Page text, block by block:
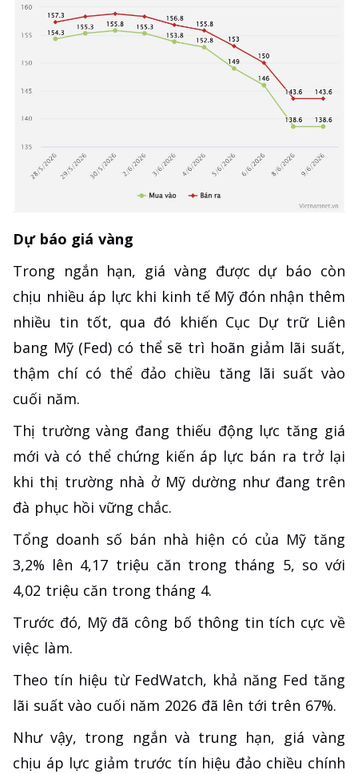
Dự báo giá vàng
Trong ngắn hạn, giá vàng được dự báo còn
chịu nhiều áp lực khi kinh tế Mỹ đón nhận thêm
nhiều tin tốt, qua đó khiến Cục Dự trữ Liên
bang Mỹ (Fed) có thể sẽ trì hoãn giảm lãi suất,
thậm chí có thể đảo chiều tăng lãi suất vào
cuối năm.
Thị trường vàng đang thiếu động lực tăng giá
mới và có thể chứng kiến ​​áp lực bán ra trở lại
khi thị trường nhà ở Mỹ dường như đang trên
đà phục hồi vững chắc.
Tổng doanh số bán nhà hiện có của Mỹ tăng
3,2% lên 4,17 triệu căn trong tháng 5, so với
4,02 triệu căn trong tháng 4.
Trước đó, Mỹ đã công bố thông tin tích cực về
việc làm.
Theo tín hiệu từ FedWatch, khả năng Fed tăng
lãi suất vào cuối năm 2026 đã lên tới trên 67%.
Như vậy, trong ngắn và trung hạn, giá vàng
chịu áp lực giảm trước tín hiệu đảo chiều chính